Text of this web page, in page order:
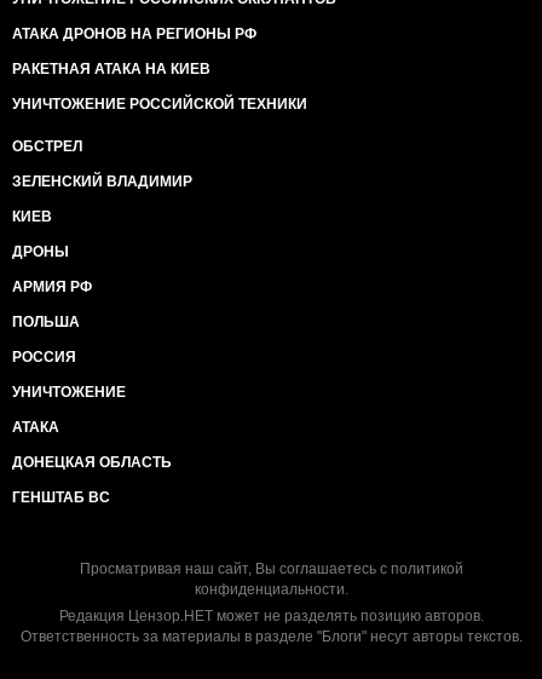
АТАКА ДРОНОВ НА РЕГИОНЫ РФ
РАКЕТНАЯ АТАКА НА КИЕВ
УНИЧТОЖЕНИЕ РОССИЙСКОЙ ТЕХНИКИ
ОБСТРЕЛ
ЗЕЛЕНСКИЙ ВЛАДИМИР
КИЕВ
ДРОНЫ
АРМИЯ РФ
ПОЛЬША
РОССИЯ
УНИЧТОЖЕНИЕ
АТАКА
ДОНЕЦКАЯ ОБЛАСТЬ
ГЕНШТАБ ВС
Просматривая наш сайт, Вы соглашаетесь с политикой
конфиденциальности.
Редакция Цензор.НЕТ может не разделять позицию авторов.
Ответственность за материалы в разделе "Блоги" несут авторы текстов.